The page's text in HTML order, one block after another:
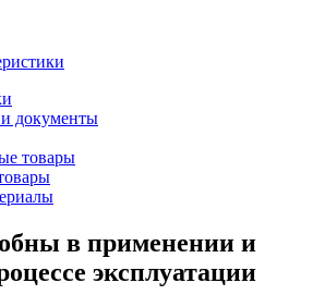
документы
товары
в применении и
эксплуатации